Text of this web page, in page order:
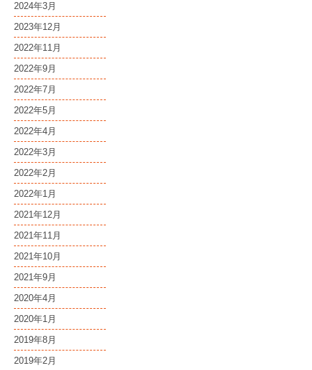
2024年3月
2023年12月
2022年11月
2022年9月
2022年7月
2022年5月
2022年4月
2022年3月
2022年2月
2022年1月
2021年12月
2021年11月
2021年10月
2021年9月
2020年4月
2020年1月
2019年8月
2019年2月